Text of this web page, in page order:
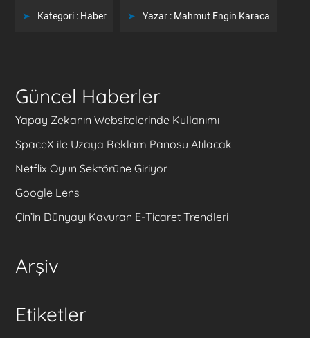
Kategori : Haber Yazar : Mahmut Engin Karaca
Güncel Haberler
Yapay Zekanın Websitelerinde Kullanımı
SpaceX ile Uzaya Reklam Panosu Atılacak
Netflix Oyun Sektörüne Giriyor
Google Lens
Çin’in Dünyayı Kavuran E-Ticaret Trendleri
Arşiv
Etiketler